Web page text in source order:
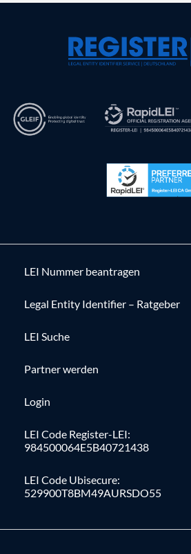
LEI Nummer beantragen
Legal Entity Identifier – Ratgeber
LEI Suche
Partner werden
Login
LEI Code Register-LEI:
984500064E5B40721438
LEI Code Ubisecure:
529900T8BM49AURSDO55